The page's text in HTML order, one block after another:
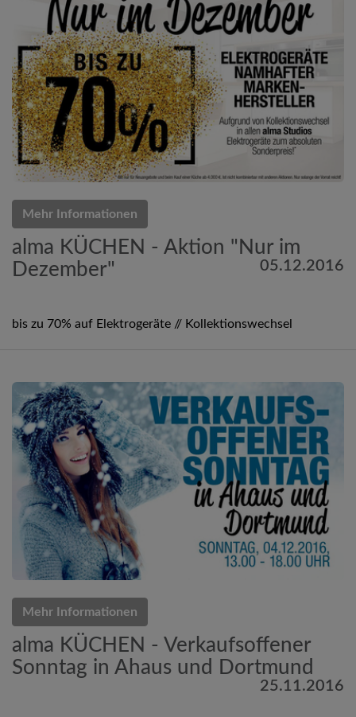
Mehr Informationen
alma KÜCHEN - Aktion "Nur im
Dezember"
05.12.2016
bis zu 70% auf Elektrogeräte // Kollektionswechsel
Mehr Informationen
alma KÜCHEN - Verkaufsoffener
Sonntag in Ahaus und Dortmund
25.11.2016